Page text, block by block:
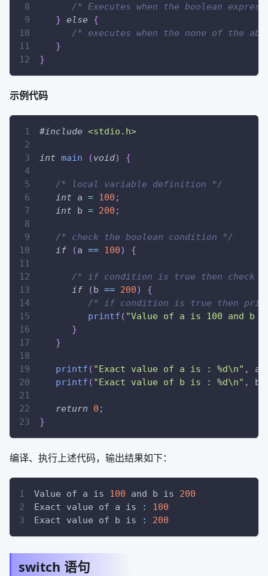
/* Executes when the boolean
} else {
/* executes when the none of the
}
}
示例代码
#include <stdio.h>
int main (void) {
/* local variable definition */
int a = 100 ;
int b = 200 ;
/* check the boolean condition */
if
(a == 100) {
/* if condition is true then check
if
(b == 200)
{
/* if condition is true then
printf ( "Value of a is 100 and b
}
}
printf ( "Exact value of a is : %d\n" , a
printf ( "Exact value of b is : %d\n" , b
return 0 ;
}
编译、执行上述代码，输出结果如下：
Value of a is 100 and b is 200
Exact value of a is
:
100
Exact value of b is
: 200
switch 语句